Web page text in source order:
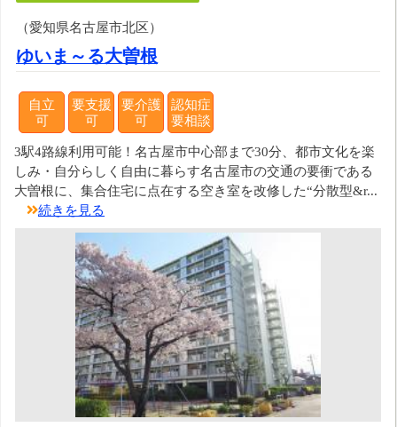
（愛知県名古屋市北区）
ゆいま～る大曽根
自立
可
要支援
可
要介護
可
認知症
要相談
3駅4路線利用可能！名古屋市中心部まで30分、都市文化を楽
しみ・自分らしく自由に暮らす名古屋市の交通の要衝である
大曽根に、集合住宅に点在する空き室を改修した“分散型&r...
続きを見る